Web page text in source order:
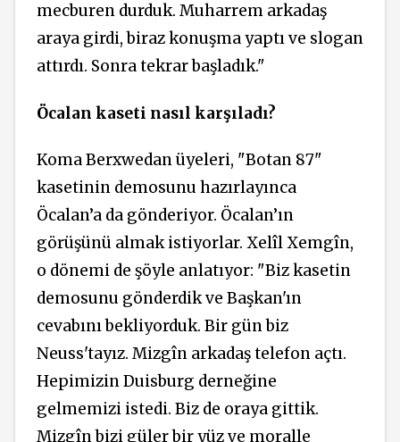
mecburen durduk. Muharrem arkadaş
araya girdi, biraz konuşma yaptı ve slogan
attırdı. Sonra tekrar başladık."
Öcalan kaseti nasıl karşıladı?
Koma Berxwedan üyeleri, "Botan 87"
kasetinin demosunu hazırlayınca
Öcalan’a da gönderiyor. Öcalan’ın
görüşünü almak istiyorlar. Xelîl Xemgîn,
o dönemi de şöyle anlatıyor: "Biz kasetin
demosunu gönderdik ve Başkan'ın
cevabını bekliyorduk. Bir gün biz
Neuss'tayız. Mizgîn arkadaş telefon açtı.
Hepimizin Duisburg derneğine
gelmemizi istedi. Biz de oraya gittik.
Mizgîn bizi güler bir yüz ve moralle